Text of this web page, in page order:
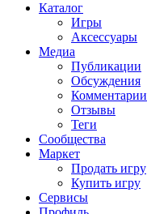
Каталог
Игры
Аксессуары
Медиа
Публикации
Обсуждения
Комментарии
Отзывы
Теги
Сообщества
Маркет
Продать игру
Купить игру
Сервисы